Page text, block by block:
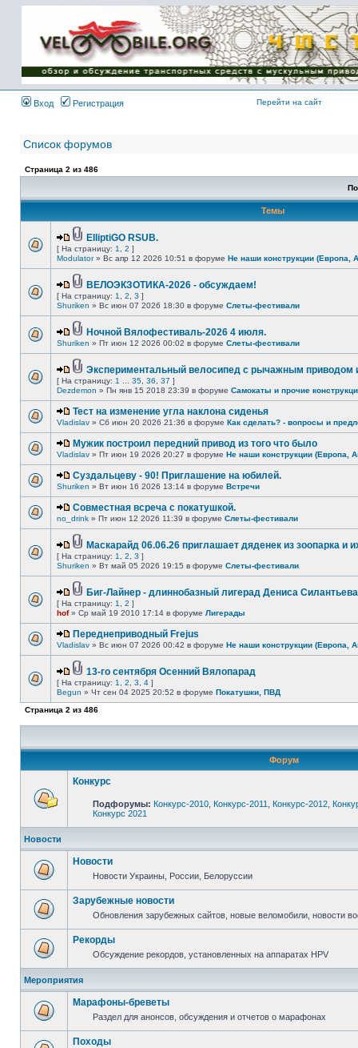
Имя пользователя:
Пароль:
{ LOG_ME_IN_SHORT
}
Вход
Регистрация Перейти на сайт
Список форумов
Страница 2 из 486
Темы
ElliptiGO RSUB.
[ На страницу: 1 2 ]
Modulator» Вс апр 12 2026 10:51 в форуме Не наши конструкции (Европа,
ВЕЛОЭКЗОТИКА-2026 - обсуждаем!
[ На страницу: 1 2 3 ]
Shuriken » Вс июн 07 2026 18:30 в форуме Слеты-фестивали
Ночной Вялофестиваль-2026 4 июля.
Shuriken » Пт июн 12 2026 00:02 в форуме Слеты-фестивали
Экспериментальный велосипед с рычажным приводом
[ На страницу: 1 35 36 37 ]
Dezdemon » Пн янв 15 2018 23:39 в форуме Самокаты и прочие
Тест на изменение угла наклона сиденья
Vladislav » Сб июн 20 2026 21:36 в форуме Как сделать? - вопросы и
Мужик построил передний привод из того что было
Vladislav » Пт июн 19 2026 20:27 в форуме Не наши конструкции (Европа,
Суздальцеву - 90! Приглашение на юбилей.
Shuriken » Вт июн 16 2026 13:14 в форуме Встречи
Совместная всреча с покатушкой.
no_drink » Пт июн 12 2026 11:39 в форуме Слеты-фестивали
Маскарайд 06.06.26 приглашает дяденек из зоопарка и
[ На страницу: 1 2 3 ]
Shuriken » Вт май 05 2026 19:15 в форуме Слеты-фестивали
Биг-Лайнер - длиннобазный лигерад Дениса
[ На страницу: 1 2 ]
hof» Ср май 19 2010 17:14 в форуме Лигерады
Переднеприводный Frejus
Vladislav » Вс июн 07 2026 00:42 в форуме Не наши конструкции (Европа,
13-го сентября Осенний Вялопарад
[ На страницу: 1 2 3 4 ]
Begun » Чт сен 04 2025 20:52 в форуме Покатушки, ПВД
Страница 2 из 486
Форум
Конкурс
Подфорумы: Конкурс-2010 Конкурс-2011 Конкурс-2012
Конкурс 2021
Новости
Новости
Новости Украины, России, Белоруссии
Зарубежные новости
Обновления зарубежных сайтов, новые веломобили, новости
Рекорды
Обсуждение рекордов, установленных на аппаратах HPV
Мероприятия
Марафоны-бреветы
Раздел для анонсов, обсуждения и отчетов о марафонах
Походы